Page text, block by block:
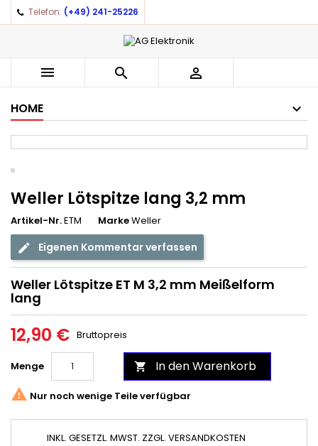
Telefon: (+49) 241-25226
  
HOME
Weller Lötspitze lang 3,2 mm
Artikel-Nr.ETM MarkeWeller
Eigenen Kommentar verfassen
Weller Lötspitze ET M 3,2 mm Meißelform
lang
12,90 € Bruttopreis
Menge  In den Warenkorb
 Nur noch wenige Teile verfügbar
INKL. GESETZL. MWST. ZZGL. VERSANDKOSTEN